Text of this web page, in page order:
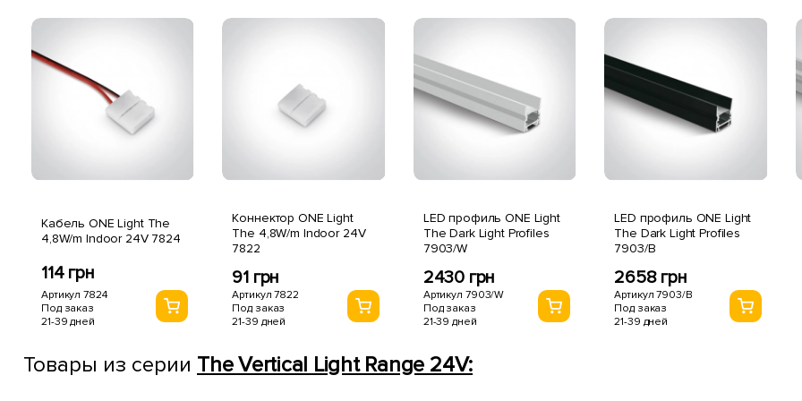
Кабель ONE Light The
4,8W/m Indoor 24V 7824
114 грн
Артикул 7824
Под заказ
21-39 дней
Коннектор ONE Light
The 4,8W/m Indoor 24V
7822
91 грн
Артикул 7822
Под заказ
21-39 дней
LED профиль ONE Light
The Dark Light Profiles
7903/W
2430 грн
Артикул 7903/W
Под заказ
21-39 дней
LED профиль ONE Light
The Dark Light Profiles
7903/B
2658 грн
Артикул 7903/B
Под заказ
21-39 дней
Товары из серии The Vertical Light Range 24V: